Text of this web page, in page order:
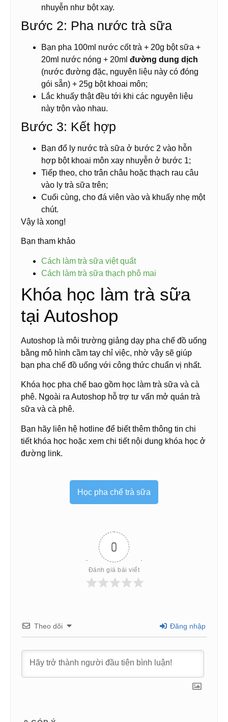
nhuyễn như bột xay.
Bước 2: Pha nước trà sữa
Bạn pha 100ml nước cốt trà + 20g bột sữa +
20ml nước nóng + 20ml đường dung dịch
(nước đường đặc, nguyên liệu này có đóng
gói sẵn) + 25g bột khoai môn;
Lắc khuấy thật đều tới khi các nguyên liệu
này trộn vào nhau.
Bước 3: Kết hợp
Bạn đổ ly nước trà sữa ở bước 2 vào hỗn
hợp bột khoai môn xay nhuyễn ở bước 1;
Tiếp theo, cho trân châu hoặc thạch rau câu
vào ly trà sữa trên;
Cuối cùng, cho đá viên vào và khuấy nhẹ một
chút.
Vậy là xong!
Bạn tham khảo
Cách làm trà sữa việt quất
Cách làm trà sữa thạch phô mai
Khóa học làm trà sữa
tại Autoshop
Autoshop là môi trường giảng dạy pha chế đồ uống
bằng mô hình cầm tay chỉ việc, nhờ vậy sẽ giúp
bạn pha chế đồ uống với công thức chuẩn vị nhất.
Khóa học pha chế bao gồm học làm trà sữa và cà
phê. Ngoài ra Autoshop hỗ trợ tư vấn mở quán trà
sữa và cà phê.
Bạn hãy liên hệ hotline để biết thêm thông tin chi
tiết khóa học hoặc xem chi tiết nội dung khóa học ở
đường link.
Học pha chế trà sữa
0
Đánh giá bài viết
Theo dõi Đăng nhập